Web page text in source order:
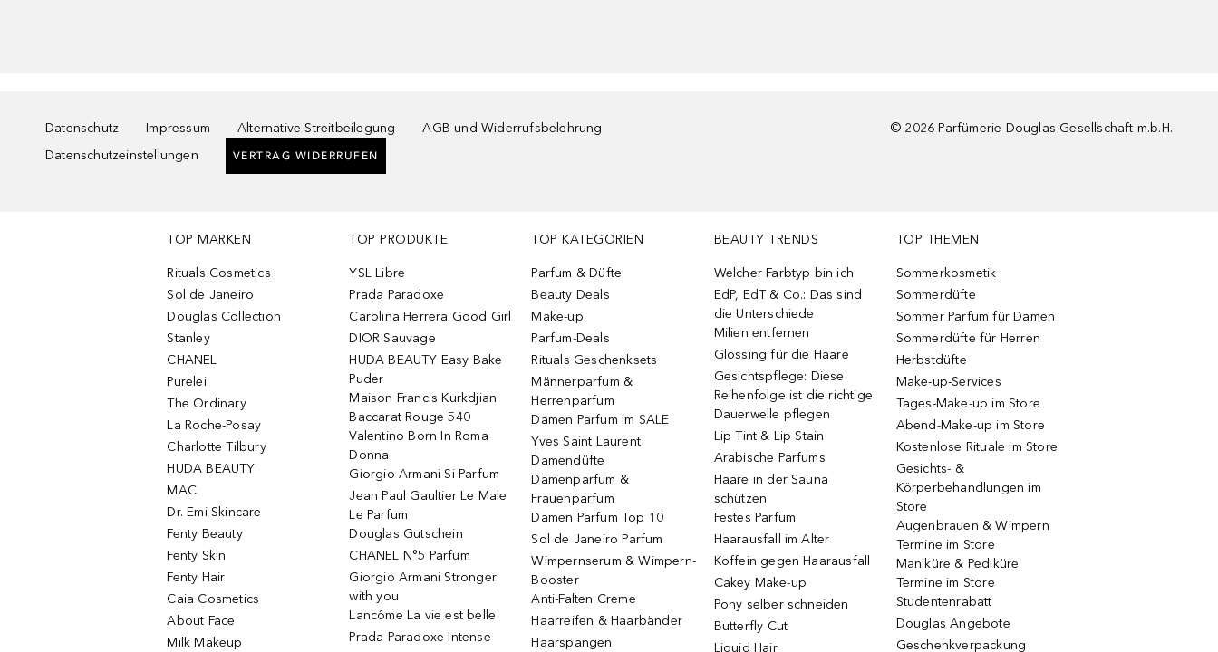
Datenschutz Impressum Alternative Streitbeilegung
AGB und Widerrufsbelehrung
Datenschutzeinstellungen
VERTRAG WIDERRUFEN
© 2026 Parfümerie Douglas Gesellschaft m.b.H.
TOP MARKEN
Rituals Cosmetics
Sol de Janeiro
Douglas Collection
Stanley
CHANEL
Purelei
The Ordinary
La Roche-Posay
Charlotte Tilbury
HUDA BEAUTY
MAC
Dr. Emi Skincare
Fenty Beauty
Fenty Skin
Fenty Hair
Caia Cosmetics
About Face
Milk Makeup
TOP PRODUKTE
YSL Libre
Prada Paradoxe
Carolina Herrera Good Girl
DIOR Sauvage
HUDA BEAUTY Easy Bake
Puder
Maison Francis Kurkdjian
Baccarat Rouge 540
Valentino Born In Roma
Donna
Giorgio Armani Si Parfum
Jean Paul Gaultier Le Male
Le Parfum
Douglas Gutschein
CHANEL N°5 Parfum
Giorgio Armani Stronger
with you
Lancôme La vie est belle
Prada Paradoxe Intense
TOP KATEGORIEN
Parfum & Düfte
Beauty Deals
Make-up
Parfum-Deals
Rituals Geschenksets
Männerparfum &
Herrenparfum
Damen Parfum im SALE
Yves Saint Laurent
Damendüfte
Damenparfum &
Frauenparfum
Damen Parfum Top 10
Sol de Janeiro Parfum
Wimpernserum & Wimpern-
Booster
Anti-Falten Creme
Haarreifen & Haarbänder
Haarspangen
BEAUTY TRENDS
Welcher Farbtyp bin ich
EdP, EdT & Co.: Das sind
die Unterschiede
Milien entfernen
Glossing für die Haare
Gesichtspflege: Diese
Reihenfolge ist die richtige
Dauerwelle pflegen
Lip Tint & Lip Stain
Arabische Parfums
Haare in der Sauna
schützen
Festes Parfum
Haarausfall im Alter
Koffein gegen Haarausfall
Cakey Make-up
Pony selber schneiden
Butterfly Cut
Liquid Hair
TOP THEMEN
Sommerkosmetik
Sommerdüfte
Sommer Parfum für Damen
Sommerdüfte für Herren
Herbstdüfte
Make-up-Services
Tages-Make-up im Store
Abend-Make-up im Store
Kostenlose Rituale im Store
Gesichts- &
Körperbehandlungen im
Store
Augenbrauen & Wimpern
Termine im Store
Maniküre & Pediküre
Termine im Store
Studentenrabatt
Douglas Angebote
Geschenkverpackung